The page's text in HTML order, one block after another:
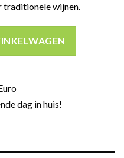
wijnen.
no1 0% 75cl aantal
dag in huis!